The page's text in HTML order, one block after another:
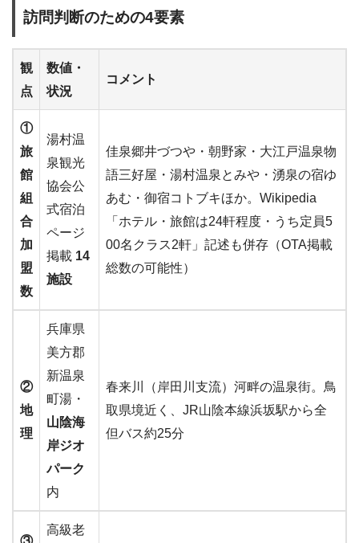
訪問判断のための4要素
観
点
数値・
状況
コメント
①
旅
館
組
合
加
盟
数
湯村温
泉観光
協会公
式宿泊
ページ
掲載 14
施設
佳泉郷井づつや・朝野家・大江戸温泉物
語三好屋・湯村温泉とみや・湧泉の宿ゆ
あむ・御宿コトブキほか。Wikipedia
「ホテル・旅館は24軒程度・うち定員5
00名クラス2軒」記述も併存（OTA掲載
総数の可能性）
②
地
理
兵庫県
美方郡
新温泉
町湯・
山陰海
岸ジオ
パーク
内
春来川（岸田川支流）河畔の温泉街。鳥
取県境近く、JR山陰本線浜坂駅から全
但バス約25分
高級老